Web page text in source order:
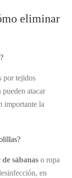
eliminar
por tejidos
atacar
importante la
sábanas o ropa
en